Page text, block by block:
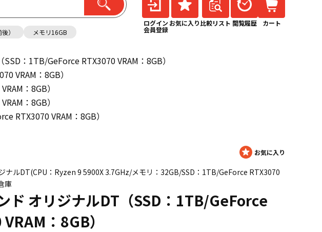
） メモリ16GB
ログイン
会員登録
お気に入り 比較リスト 閲覧履歴 カート
：1TB/GeForce RTX3070 VRAM：8GB）
VRAM：8GB）
：8GB）
：8GB）
RTX3070 VRAM：8GB）
ナルDT(CPU：Ryzen 9 5900X 3.7GHz/メモリ：32GB/SSD：1TB/GeForce RTX3070
庫
ド オリジナルDT（SSD：1TB/GeForce
：8GB）